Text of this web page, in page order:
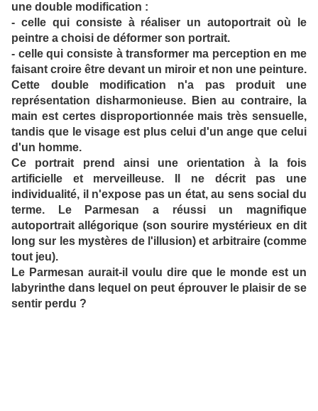
une double modification :
- celle qui consiste à réaliser un autoportrait où le
peintre a choisi de déformer son portrait.
- celle qui consiste à transformer ma perception en me
faisant croire être devant un miroir et non une peinture.
Cette double modification n'a pas produit une
représentation disharmonieuse. Bien au contraire, la
main est certes disproportionnée mais très sensuelle,
tandis que le visage est plus celui d'un ange que celui
d'un homme.
Ce portrait prend ainsi une orientation à la fois
artificielle et merveilleuse. Il ne décrit pas une
individualité, il n'expose pas un état, au sens social du
terme. Le Parmesan a réussi un magnifique
autoportrait allégorique (son sourire mystérieux en dit
long sur les mystères de l'illusion) et arbitraire (comme
tout jeu).
Le Parmesan aurait-il voulu dire que le monde est un
labyrinthe dans lequel on peut éprouver le plaisir de se
sentir perdu ?